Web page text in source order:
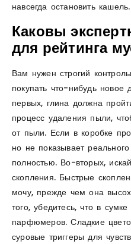
навсегда остановить кашель.
Каковы
для рейтинга
Вам нужен строгий
покупать что-нибудь
первых, глина должна
процесс удаления пыли,
от пыли. Если в коробке
но не показывает
полностью. Во-вторых,
скопления. Быстрые
мочу, прежде чем она
того, убедитесь, что в
парфюмеров. Сладкие
суровые триггеры для